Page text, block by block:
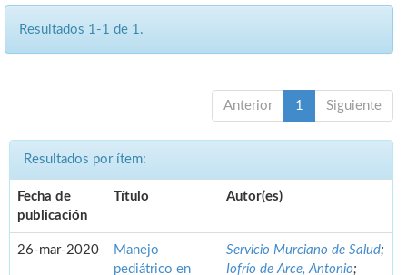
Resultados 1-1 de 1.
Anterior 1 Siguiente
Resultados por ítem:
Fecha de
publicación
Título Autor(es)
26-mar-2020
Manejo
pediátrico en
Servicio Murciano de Salud;
Iofrío de Arce, Antonio;